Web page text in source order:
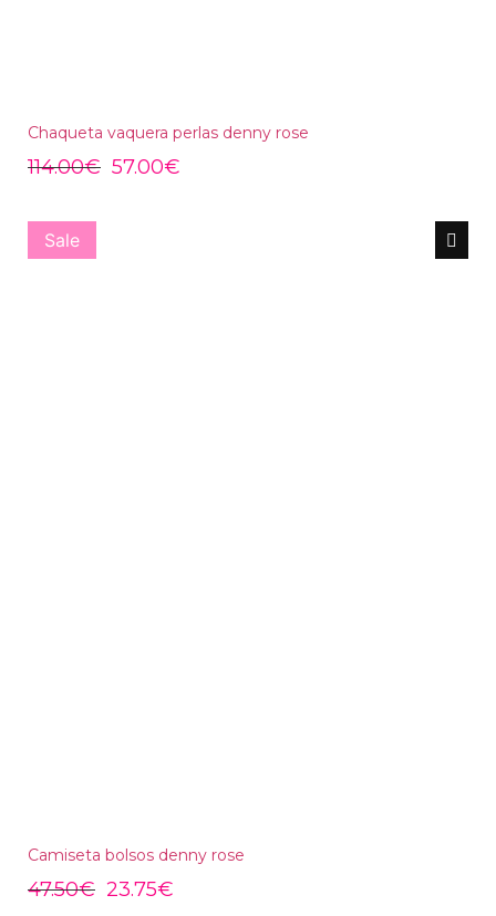
Chaqueta vaquera perlas denny rose
114.00€ 57.00€
Sale
Camiseta bolsos denny rose
47.50€ 23.75€